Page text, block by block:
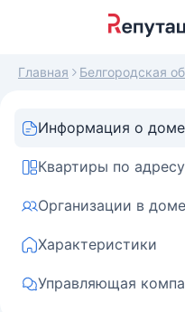
Главная Белгородская
Информация о доме
Квартиры по адресу
Организации в доме
Характеристики
Управляющая